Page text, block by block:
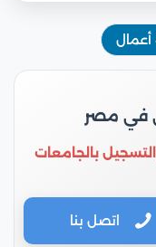
أعمال
في مصر
بالجامعات
اتصل بنا